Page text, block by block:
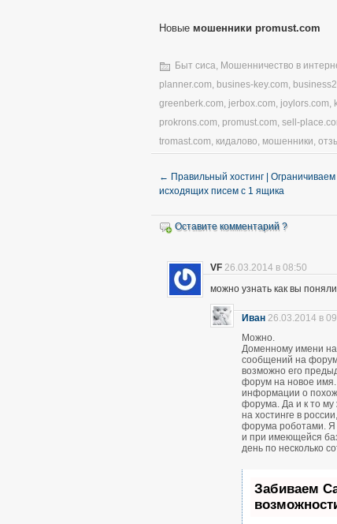
Новые мошенники promust.com
Быт сиса, Мошенничество в
planner.com, busines-key.com,
greenberk.com, jerbox.com, joylors.com,
prokrons.com, promust.com, sell-
tromast.com, кидалово, мошенники,
← Правильный хостинг | Ограничиваем
исходящих писем с 1 ящика
Оставите комментарий ?
VF 26.03.2014 в 08:50
можно узнать как вы
Иван 26.03.2014 в
Можно.
Доменному имени
сообщений на
возможно его
форум на новое имя.
информации о
форума. Да и к то му
на хостинге в
форума роботами. Я
и при имеющейся
день по несколько
Забиваем